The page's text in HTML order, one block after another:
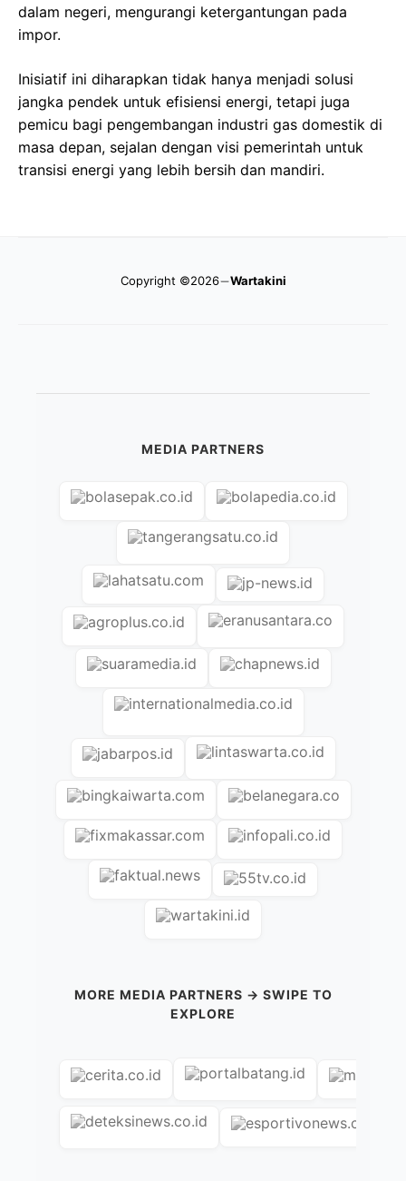
dalam negeri, mengurangi ketergantungan pada
impor.
Inisiatif ini diharapkan tidak hanya menjadi solusi
jangka pendek untuk efisiensi energi, tetapi juga
pemicu bagi pengembangan industri gas domestik di
masa depan, sejalan dengan visi pemerintah untuk
transisi energi yang lebih bersih dan mandiri.
Copyright ©2026 Wartakini
MEDIA PARTNERS
MORE MEDIA PARTNERS → SWIPE TO
EXPLORE